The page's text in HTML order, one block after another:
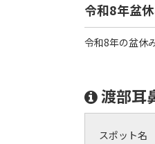
令和8年盆
令和8年の盆休
渡部耳
スポット名